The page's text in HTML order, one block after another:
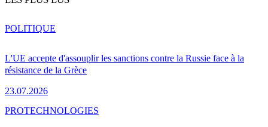
L'UE accepte d'assouplir les sanctions contre la Russie face à la
résistance de la Grèce
23.07.2026
POLITIQUE
PROTECHNOLOGIES